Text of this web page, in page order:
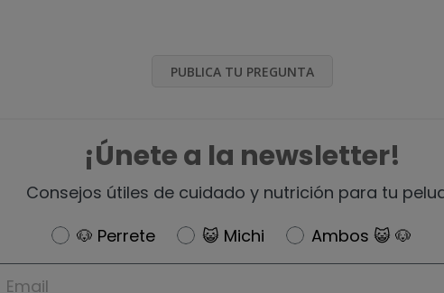
PUBLICA TU PREGUNTA
¡Únete a la newsletter!
Consejos útiles de cuidado y nutrición para tu
Newsletter
🐶 Perrete 😺 Michi
Ambos 😺 🐶
Email